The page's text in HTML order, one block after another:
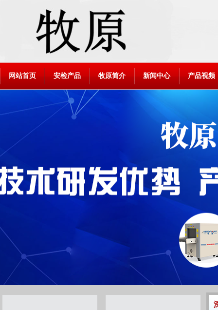
网站首页 安检产品 牧原简介 新闻中心 产品视频